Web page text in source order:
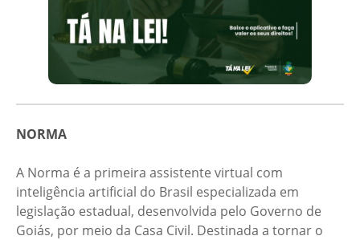
NORMA
A Norma é a primeira assistente virtual com
inteligência artificial do Brasil especializada em
legislação estadual, desenvolvida pelo Governo de
Goiás, por meio da Casa Civil. Destinada a tornar o